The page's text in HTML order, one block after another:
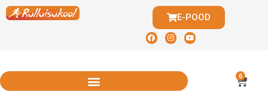
E-POOD
0